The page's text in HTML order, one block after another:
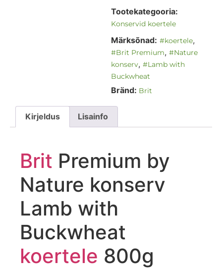
Tootekategooria:
Konservid koertele
Märksõnad: #koertele,
#Brit Premium, #Nature
konserv, #Lamb with
Buckwheat
Bränd: Brit
Kirjeldus Lisainfo
Brit Premium by
Nature konserv
Lamb with
Buckwheat
koertele 800g